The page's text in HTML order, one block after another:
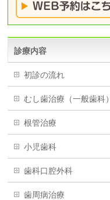
診療内容
初診の流れ
むし歯治療（一般歯科）
根管治療
小児歯科
歯科口腔外科
歯周病治療